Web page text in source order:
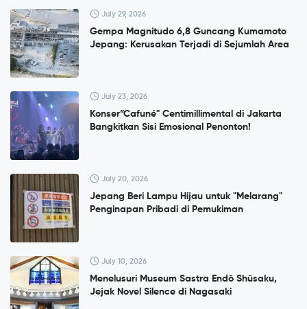
July 29, 2026
Gempa Magnitudo 6,8 Guncang Kumamoto
Jepang: Kerusakan Terjadi di Sejumlah Area
July 23, 2026
Konser”Cafuné" Centimillimental di Jakarta
Bangkitkan Sisi Emosional Penonton!
July 20, 2026
Jepang Beri Lampu Hijau untuk "Melarang"
Penginapan Pribadi di Pemukiman
July 10, 2026
Menelusuri Museum Sastra Endō Shūsaku,
Jejak Novel Silence di Nagasaki